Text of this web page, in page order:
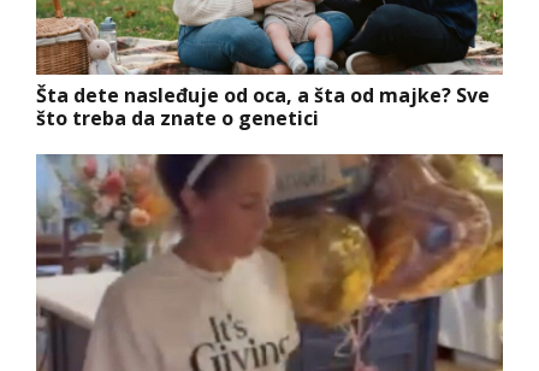
Šta dete nasleđuje od oca, a šta od majke? Sve
što treba da znate o genetici